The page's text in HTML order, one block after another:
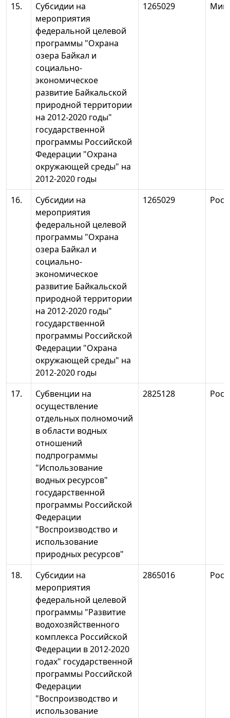
15.
Субсидии на
мероприятия
федеральной целевой
программы "Охрана
озера Байкал и
социально-
экономическое
развитие Байкальской
природной территории
на 2012-2020 годы"
государственной
программы Российской
Федерации "Охрана
окружающей среды" на
2012-2020 годы
1265029
16.
Субсидии на
мероприятия
федеральной целевой
программы "Охрана
озера Байкал и
социально-
экономическое
развитие Байкальской
природной территории
на 2012-2020 годы"
государственной
программы Российской
Федерации "Охрана
окружающей среды" на
2012-2020 годы
1265029
17.
Субвенции на
осуществление
отдельных полномочий
в области водных
отношений
подпрограммы
"Использование
водных ресурсов"
государственной
программы Российской
Федерации
"Воспроизводство и
использование
природных ресурсов"
2825128
18.
Субсидии на
мероприятия
федеральной целевой
программы "Развитие
водохозяйственного
комплекса Российской
Федерации в 2012-2020
годах" государственной
программы Российской
Федерации
"Воспроизводство и
использование
2865016